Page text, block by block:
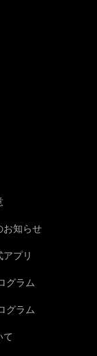
お知らせ
プリ
グラム
グラム
て